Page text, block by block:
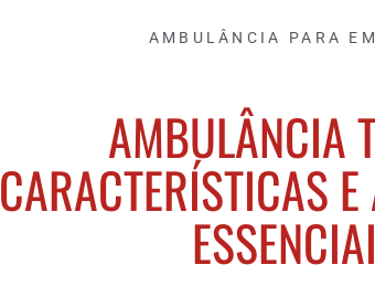
AMBULÂNCIA PARA
AMBULÂNCIA
CARACTERÍSTICAS